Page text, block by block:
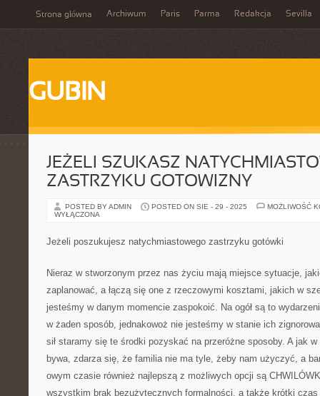
Strona główna Archiwum Paris Parma Redakcja Sevilla
GUBIN
JEŻELI SZUKASZ
ZASTRZYKU GOTOWIZNY
POSTED BY ADMIN POSTED ON SIE - 29 - 2025
MOŻLIWOŚĆ
WYŁĄCZONA
Jeżeli poszukujesz natychmiastowego zastrzyku gotówki
Nieraz w stworzonym przez nas życiu mają miejsce sytuacje,
zaplanować, a łączą się one z rzeczowymi kosztami, jakich w
jesteśmy w danym momencie zaspokoić. Na ogół są to
w żaden sposób, jednakowoż nie jesteśmy w stanie ich
sił staramy się te środki pozyskać na przeróżne sposoby. A jak
bywa, zdarza się, że familia nie ma tyle, żeby nam użyczyć, a
owym czasie również najlepszą z możliwych opcji są
wszystkim brak bezużytecznych formalności, a także krótki